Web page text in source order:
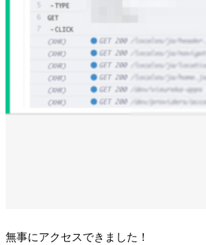
無事にアクセスできました！